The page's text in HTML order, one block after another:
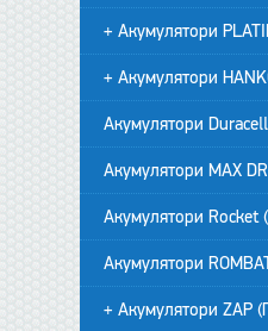
+ Акумулятори
+ Акумулятори
Акумулятори Duracell
Акумулятори MAX
Акумулятори Rocket
Акумулятори
+ Акумулятори ZAP